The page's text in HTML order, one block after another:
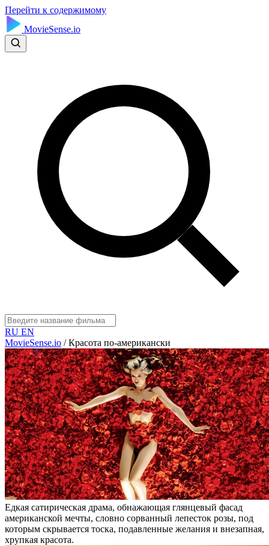
Перейти к содержимому
MovieSense.io
RU EN
MovieSense.io / Красота по-американски
Едкая сатирическая драма, обнажающая глянцевый фасад
американской мечты, словно сорванный лепесток розы, под
которым скрывается тоска, подавленные желания и внезапная,
хрупкая красота.